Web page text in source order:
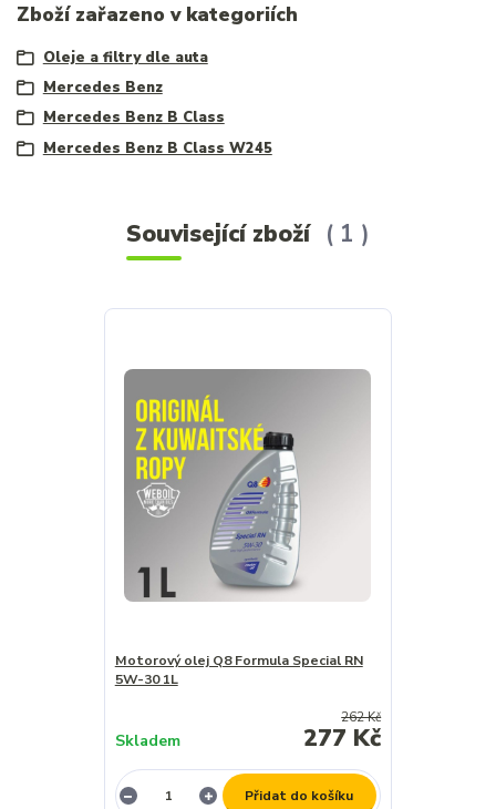
Zboží zařazeno v kategoriích
Oleje a filtry dle auta
Mercedes Benz
Mercedes Benz B Class
Mercedes Benz B Class W245
Související zboží 1
Motorový olej Q8 Formula Special RN
5W-30 1L
262 Kč
277 Kč
Skladem
Přidat do košíku